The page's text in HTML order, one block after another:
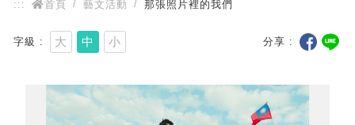
::: 首頁 藝文活動 那張照片裡的我們
字級 大 中 小 分享